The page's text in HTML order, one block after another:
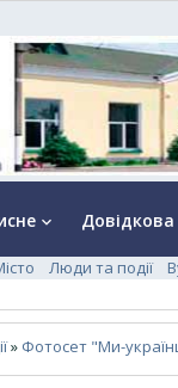
keyboard_arrow_down Довідкова
Люди та події
» Фотосет "Ми-